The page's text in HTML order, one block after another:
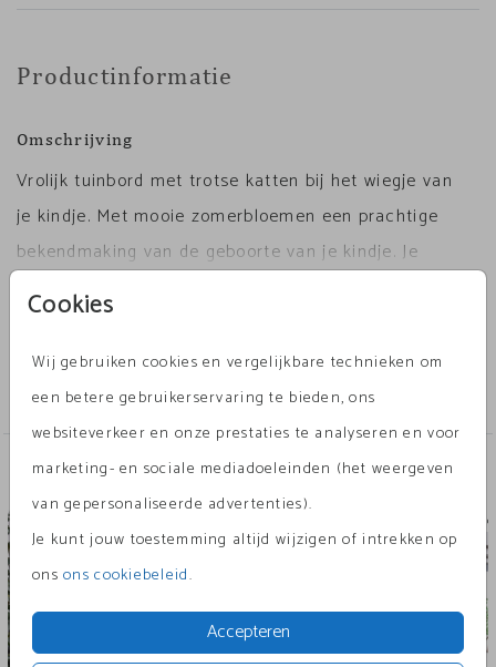
Cookies
Wij gebruiken cookies en vergelijkbare technieken om
een betere gebruikerservaring te bieden, ons
websiteverkeer en onze prestaties te analyseren en voor
marketing- en sociale mediadoeleinden (het weergeven
van gepersonaliseerde advertenties).
Je kunt jouw toestemming altijd wijzigen of intrekken op
onsons cookiebeleid.
Accepteren
Productinformatie
Omschrijving
Vrolijk tuinbord met trotse katten bij het wiegje van
je kindje. Met mooie zomerbloemen een prachtige
bekendmaking van de geboorte van je kindje. Je
kunt het tuinbord zelf personaliseren in de editor.
Toon meer
Collectie
Tuinbord
Andere leuke ontwerpen